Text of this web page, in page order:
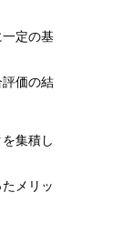
定の基
価の結
集積し
メリッ